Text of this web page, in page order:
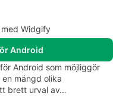
Widgify
Android
Android som möjliggör
mängd olika
brett urval av…